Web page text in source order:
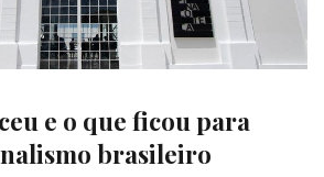
e o que ficou para
brasileiro